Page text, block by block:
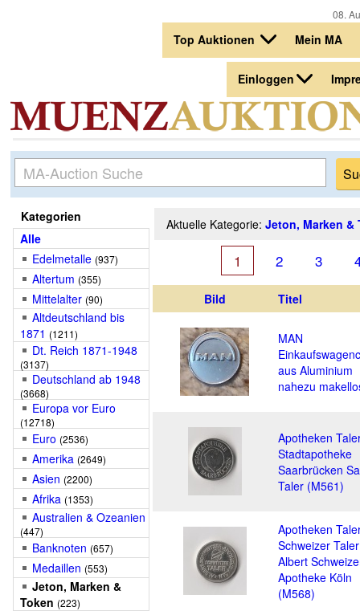
08.
Top Auktionen Mein MA
Einloggen
Kategorien
Alle
Edelmetalle (937)
Altertum (355)
Mittelalter (90)
Altdeutschland bis
1871 (1211)
Dt. Reich 1871-1948
(3137)
Deutschland ab 1948
(3668)
Europa vor Euro
(12718)
Euro (2536)
Amerika (2649)
Asien (2200)
Afrika (1353)
Australien & Ozeanien
(447)
Banknoten (657)
Medaillen (553)
Jeton, Marken &
Token (223)
Aktuelle Kategorie: Jeton, Marken &
1 2 3
Bild Titel
MAN
aus Aluminium
nahezu
Apotheken
Stadtapotheke
Saarbrücken
Taler (M561)
Apotheken
Schweizer Taler
Albert
Apotheke Köln
(M568)